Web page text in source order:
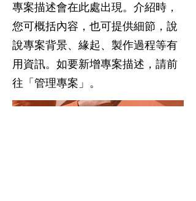
專案描述會在此處出現。介紹時，
您可概括內容，也可提供細節，說
說專案背景、緣起、製作過程等有
用資訊。如要新增專案描述，請前
往「管理專案」。